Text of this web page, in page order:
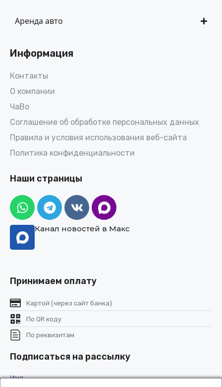
Аренда авто
Информация
Контакты
О компании
ЧаВо
Соглашение об обработке персональных данных
Правила и условия использования веб-сайта
Политика конфиденциальности
Наши страницы
Канал новостей в Макс
Принимаем оплату
Картой (через сайт банка)
По QR коду
По реквизитам
Подписаться на рассылку
Имя